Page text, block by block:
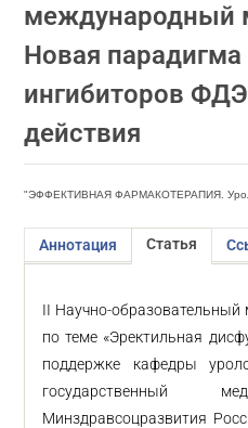
международный
Новая
ингибиторов
действия
"ЭФФЕКТИВНАЯ ФАРМАКОТЕРАПИЯ.
Аннотация Статья
II Научно-
по теме «Эректильная
поддержке кафедры
государственный
Минздравсоцразвития